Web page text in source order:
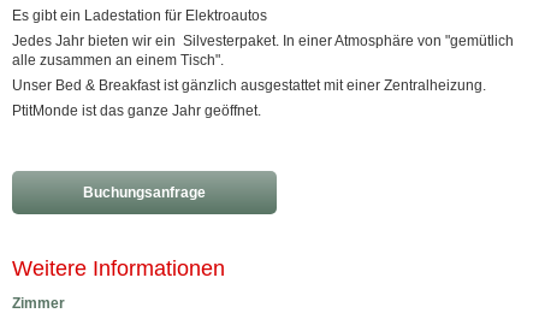
Es gibt ein Ladestation für Elektroautos
Jedes Jahr bieten wir ein Silvesterpaket. In einer Atmosphäre von "gemütlich
alle zusammen an einem Tisch".
Unser Bed & Breakfast ist gänzlich ausgestattet mit einer Zentralheizung.
PtitMonde ist das ganze Jahr geöffnet.
Buchungsanfrage
Weitere Informationen
Zimmer